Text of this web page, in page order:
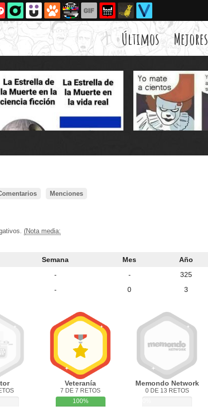
Últimos Mejores
Menciones
(Nota media:
Semana Mes
Año
- -
325
- 0 3
Veteranía
7 DE 7 RETOS
100%
Memondo Network
0 DE 13 RETOS